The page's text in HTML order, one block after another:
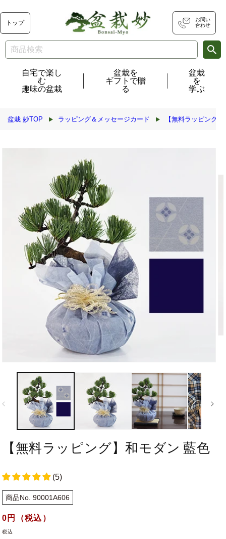
ンツに
進む
トップ
お問い
合わせ
自宅で楽し
む
趣味の盆栽
盆栽を
ギフトで贈
る
盆栽
を
学ぶ
盆栽 妙TOP ラッピング＆メッセージカード 【無料ラッピング
商品情
【無料ラッピング】和モダン 藍色
(5)
商品No. 90001A606
通
常
0 円（税込）
税込